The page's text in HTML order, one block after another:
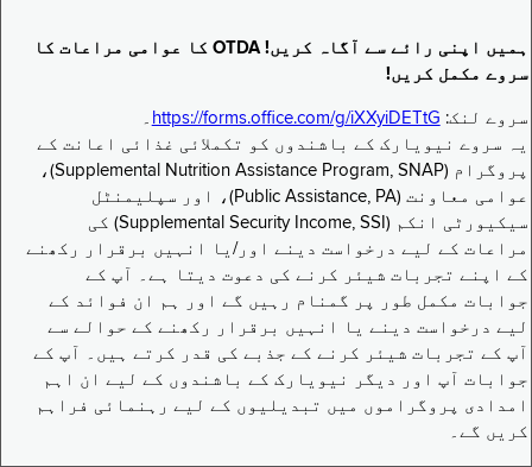
ہمیں اپنی رائے سے آگاہ کریں! OTDA کا عوامی مراعات کا
سروے مکمل کریں!
سروے لنک: https://forms.office.com/g/iXXyiDETtG ۔
یہ سروے نیویارک کے باشندوں کو تکملائی غذائی اعانت کے
پروگرام (Supplemental Nutrition Assistance Program, SNAP)،
عوامی معاونت (Public Assistance, PA)، اور سپلیمنٹل
سیکیورٹی انکم (Supplemental Security Income, SSI) کی
مراعات کے لیے درخواست دینے اور/یا انہیں برقرار رکھنے
کے اپنے تجربات شیئر کرنے کی دعوت دیتا ہے۔ آپ کے
جوابات مکمل طور پر گمنام رہیں گے اور ہم ان فوائد کے
لیے درخواست دینے یا انہیں برقرار رکھنے کے حوالے سے
آپ کے تجربات شیئر کرنے کے جذبے کی قدر کرتے ہیں۔ آپ کے
جوابات آپ اور دیگر نیویارک کے باشندوں کے لیے ان اہم
امدادی پروگراموں میں تبدیلیوں کے لیے رہنمائی فراہم
کریں گے۔